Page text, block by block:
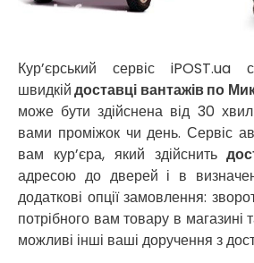
Кур’єрський сервіс iPOST.ua
швидкійдоставці вантажів по
може бути здійснена від 30
вами проміжок чи день. Сервіс
вам кур’єра, який здійснить
адресою до дверей і в
додаткові опції замовлення:
потрібного вам товару в магазині
можливі інші ваші доручення з
Новосілки
Нововолинськ
Обухів
Обухівка
Одеса
Острог
Павлоград
Переяслав
Первомайськ
Пісочин